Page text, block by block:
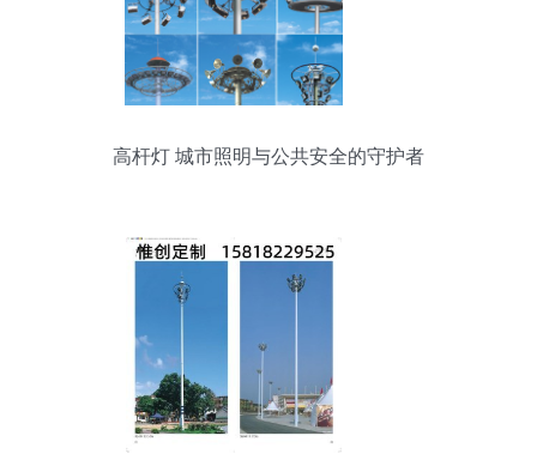
高杆灯 城市照明与公共安全的守护者